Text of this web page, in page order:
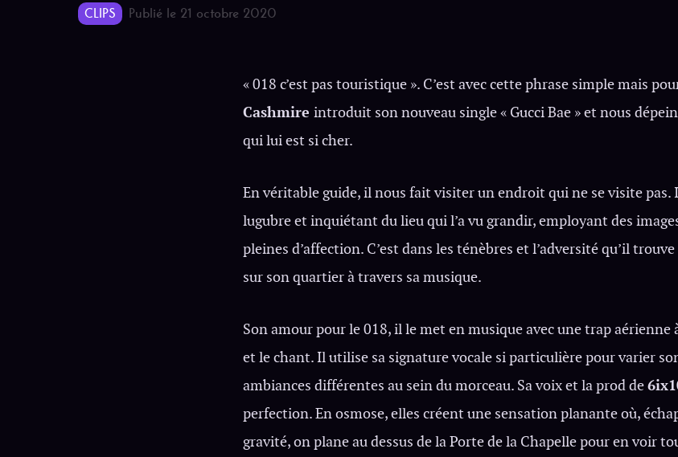
CLIPS Publié le 21 octobre 2020
« 018 c’est pas touristique ». C’est avec cette phrase simple mais
Cashmire introduit son nouveau single « Gucci Bae » et nous
qui lui est si cher.
En véritable guide, il nous fait visiter un endroit qui ne se visite
lugubre et inquiétant du lieu qui l’a vu grandir, employant des
pleines d’affection. C’est dans les ténèbres et l’adversité qu’il
sur son quartier à travers sa musique.
Son amour pour le 018, il le met en musique avec une trap
et le chant. Il utilise sa signature vocale si particulière pour varier
ambiances différentes au sein du morceau. Sa voix et la prod de
perfection. En osmose, elles créent une sensation planante où,
gravité, on plane au dessus de la Porte de la Chapelle pour en voir